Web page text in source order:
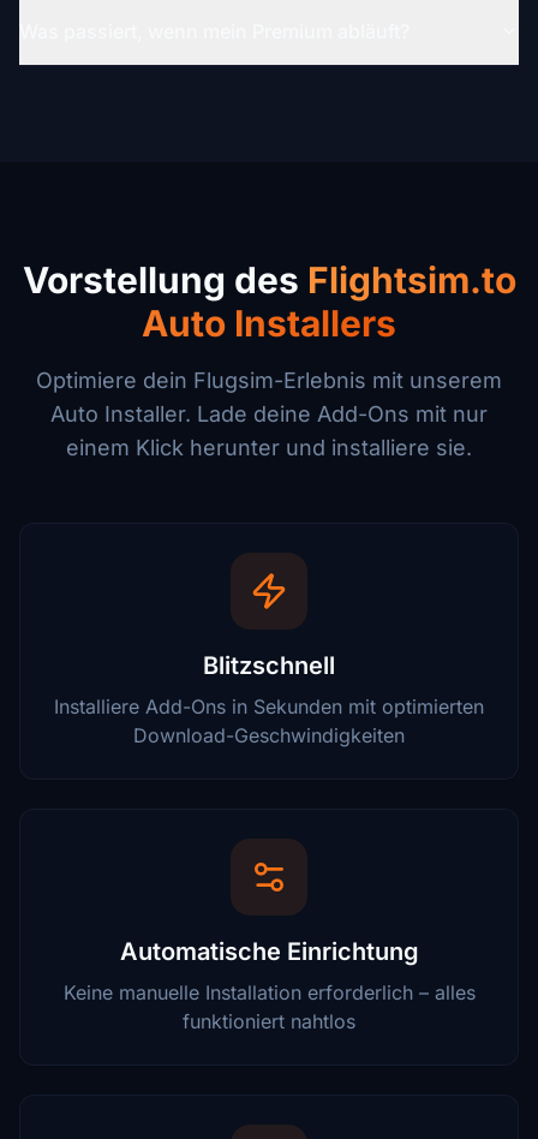
Vorstellung des Flightsim.to
Auto Installers
Optimiere dein Flugsim-Erlebnis mit unserem
Auto Installer. Lade deine Add-Ons mit nur
einem Klick herunter und installiere sie.
Blitzschnell
Installiere Add-Ons in Sekunden mit optimierten
Download-Geschwindigkeiten
Automatische Einrichtung
Keine manuelle Installation erforderlich – alles
funktioniert nahtlos